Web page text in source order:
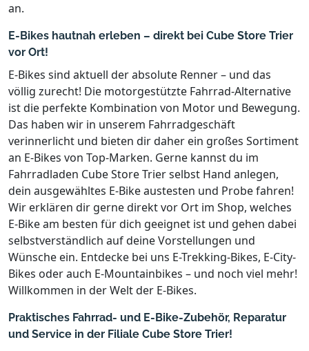
an.
E-Bikes hautnah erleben – direkt bei Cube Store Trier
vor Ort!
E-Bikes sind aktuell der absolute Renner – und das
völlig zurecht! Die motorgestützte Fahrrad-Alternative
ist die perfekte Kombination von Motor und Bewegung.
Das haben wir in unserem Fahrradgeschäft
verinnerlicht und bieten dir daher ein großes Sortiment
an E-Bikes von Top-Marken. Gerne kannst du im
Fahrradladen Cube Store Trier selbst Hand anlegen,
dein ausgewähltes E-Bike austesten und Probe fahren!
Wir erklären dir gerne direkt vor Ort im Shop, welches
E-Bike am besten für dich geeignet ist und gehen dabei
selbstverständlich auf deine Vorstellungen und
Wünsche ein. Entdecke bei uns E-Trekking-Bikes, E-City-
Bikes oder auch E-Mountainbikes – und noch viel mehr!
Willkommen in der Welt der E-Bikes.
Praktisches Fahrrad- und E-Bike-Zubehör, Reparatur
und Service in der Filiale Cube Store Trier!